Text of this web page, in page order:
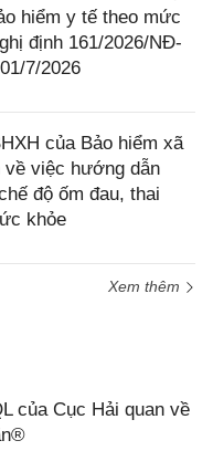
hiểm y tế theo mức
định 161/2026/NĐ-
7/2026
của Bảo hiểm xã
về việc hướng dẫn
độ ốm đau, thai
khỏe
Xem thêm
của Cục Hải quan về